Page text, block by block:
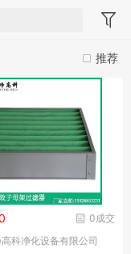
推荐
0成交
科净化设备有限公司